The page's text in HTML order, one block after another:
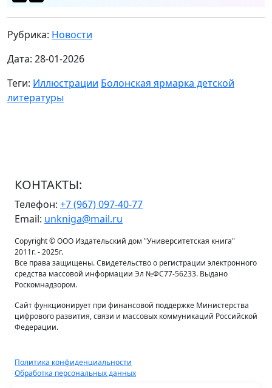
Рубрика: Новости
Дата: 28-01-2026
Теги: Иллюстрации Болонская ярмарка детской
литературы
КОНТАКТЫ:
Телефон: +7 (967) 097-40-77
Email: unkniga@mail.ru
Copyright © ООО Издательский дом "Университетская книга"
2011г. - 2025г.
Все права защищены. Свидетельство о регистрации электронного
средства массовой информации Эл №ФС77-56233. Выдано
Роскомнадзором.
Сайт функционирует при финансовой поддержке Министерства
цифрового развития, связи и массовых коммуникаций Российской
Федерации.
Политика конфиденциальности
Обработка персональных данных